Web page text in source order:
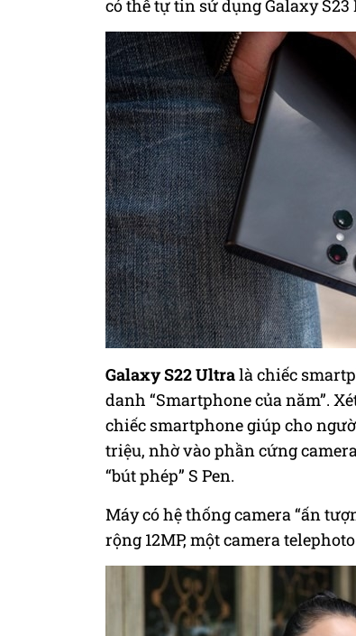
có thể tự tin sử dụng Galaxy
Galaxy S22 Ultralà chiếc
danh “Smartphone của năm”.
chiếc smartphone giúp cho
triệu, nhờ vào phần cứng
“bút phép” S Pen.
Máy có hệ thống camera “ấn
rộng 12MP, một camera